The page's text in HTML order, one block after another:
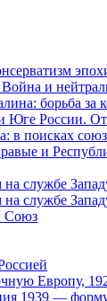
и
борьба за
России. От
в поисках
и
службе
службе
Союз
Европу,
1939 —